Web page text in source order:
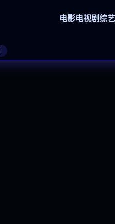
电影电视剧综艺